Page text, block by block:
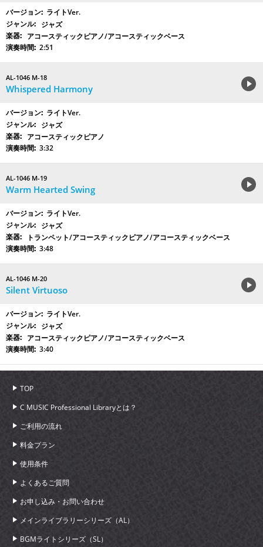
ライトVer.
ジャズ
アコースティックピアノ/アコースティックベース
2:51
AL-1046 M-18
Whispered Harmony
ライトVer.
ジャズ
アコースティックピアノ
3:32
AL-1046 M-19
Warm Hearted Swing
ライトVer.
ジャズ
トランペット/アコースティックピアノ/アコースティックベース
3:48
AL-1046 M-20
Silent Virtuoso
ライトVer.
ジャズ
アコースティックピアノ/アコースティックベース
3:40
TOP
C MUSIC Professional Libraryとは？
ご利用の流れ
料金プラン
使用条件
よくあるご質問
お申し込み・お問い合わせ
メインライブラリーシリーズ（AL）
BGMライトシリーズ（SL）